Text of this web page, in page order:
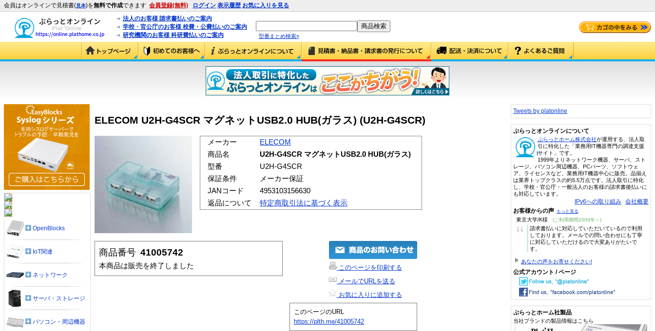
会員はオンラインで見積書(見本)を無料で作成できます 会員登録(無料) ログイン 表示履歴 お気に入りを見る
法人のお客様 請求書払いのご案内
学校・官公庁のお客様 校費・公費払いのご案内
研究機関のお客様 科研費払いのご案内
型番まとめ検索»
ELECOM U2H-G4SCR マグネットUSB2.0 HUB(ガラス) (U2H-G4SCR)
メーカー
ELECOM
商品名
U2H-G4SCR マグネットUSB2.0 HUB(ガラス)
型番
U2H-G4SCR
保証条件
メーカー保証
JANコード
4953103156630
返品について
特定商取引法に基づく表示
商品番号 41005742
本商品は販売を終了しました
このページを印刷する
メールでURLを送る
お気に入りに追加する
このページのURL
https://plth.me/41005742
OpenBlocks
IoT関連
ネットワーク
サーバ・ストレージ
パソコン・周辺機器
Tweets by platonline
ぷらっとオンラインについて
ぷらっとホーム株式会社が運用する、法人取
引に特化した「業務用IT機器専門の調達支援
サイト」です。
1999年よりネットワーク機器、サーバ、スト
レージ、パソコン周辺機器、PCパーツ、ソフトウェ
ア、ライセンスなど、業務用IT機器中心に販売。品揃え
は業界トップクラスの約5.5万点です。法人取引に特化
し、学校・官公庁・一般法人のお客様の請求書後払いに
も対応しています。
IPv6への取り組み 会社概要
お客様からの声 もっと見る
東京大学/K様 (ご利用期間2009年～)
“
請求書払いに対応していただいているので利用
しております。メールでの問い合わせにも丁寧
に対応していただけるので大変ありがたいで
す。
あなたの声をお寄せください!
公式アカウント / ページ
ぷらっとホーム社製品
当社ブランドの製品情報はこちら